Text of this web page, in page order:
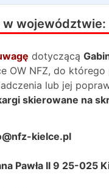
w województwie:
dotyczącą
OW NFZ, do
lub jej
skierowane na
kielce.pl
Pawła II 9 25-025